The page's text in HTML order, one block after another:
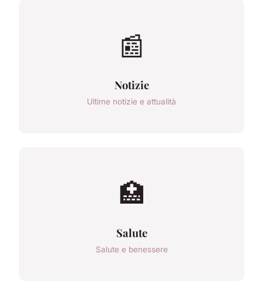
📰
Notizie
Ultime notizie e attualità
🏥
Salute
Salute e benessere